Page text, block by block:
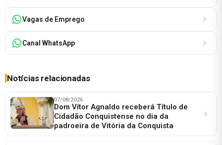
Vagas de Emprego
Canal WhatsApp
Notícias relacionadas
07/08/2026
Dom Vítor Agnaldo receberá Título de
Cidadão Conquistense no dia da
padroeira de Vitória da Conquista